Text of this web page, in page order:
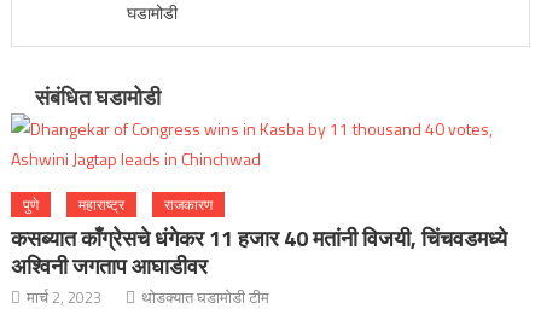
घडामोडी
संबंधित घडामोडी
पुणे महाराष्ट्र राजकारण
कसब्यात काँग्रेसचे धंगेकर 11 हजार 40 मतांनी विजयी, चिंचवडमध्ये
अश्विनी जगताप आघाडीवर
मार्च 2, 2023 थोडक्यात घडामोडी टीम